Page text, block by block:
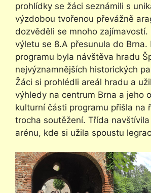
prohlídky se žáci seznámili s
výzdobou tvořenou převážně
dozvěděli se mnoho zajímavostí.
výletu se 8.A přesunula do Brna.
programu byla návštěva hradu
nejvýznamnějších historických
Žáci si prohlédli areál hradu a
výhledy na centrum Brna a jeho
kulturní části programu přišla na
trocha soutěžení. Třída
arénu, kde si užila spoustu